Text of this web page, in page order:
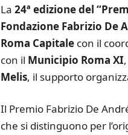
La 24ª edizione del
Fondazione Fabrizio De
Roma Capitalecon il
con il Municipio Roma XI
Melis, il supporto
Il Premio Fabrizio De
che si distinguono per